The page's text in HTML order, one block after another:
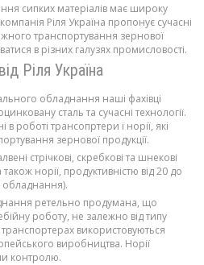
сипких матеріалів має широку
Ріля Україна пропонує сучасні
транспортування зернової
в різних галузях промисловості.
Ріля Україна
обладнання наші фахівці
сталь та сучасні технології.
роботі трансопртери і норії, які
зернової продукції.
стрічкові, скребкові та шнекові
норії, продуктивністю від 20 до
обладнання).
ретельно продумана, що
роботу, не залежно від типу
використовуються
виробництва. Норії
контролю.